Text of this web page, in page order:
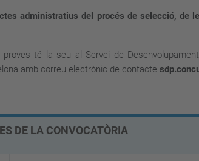
administratius del procés de selecció, de
té la seu al Servei de
amb correu electrònic de contacte